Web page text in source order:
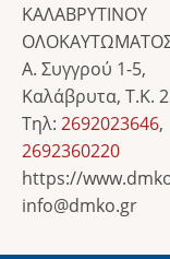
ΚΑΛΑΒΡΥΤΙΝΟΥ
Α. Συγγρού 1-5,
Καλάβρυτα, Τ.Κ.
Τηλ: 2692023646,
2692360220
https://
info@dmko.gr